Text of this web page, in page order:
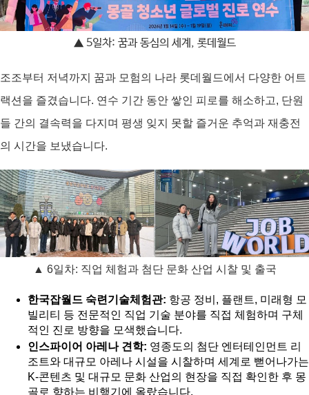
▲ 5일차: 꿈과 동심의 세계, 롯데월드
조조부터 저녁까지 꿈과 모험의 나라 롯데월드에서 다양한 어트
랙션을 즐겼습니다. 연수 기간 동안 쌓인 피로를 해소하고, 단원
들 간의 결속력을 다지며 평생 잊지 못할 즐거운 추억과 재충전
의 시간을 보냈습니다.
▲ 6일차: 직업 체험과 첨단 문화 산업 시찰 및 출국
한국잡월드 숙련기술체험관: 항공 정비, 플랜트, 미래형 모
빌리티 등 전문적인 직업 기술 분야를 직접 체험하며 구체
적인 진로 방향을 모색했습니다.
인스파이어 아레나 견학: 영종도의 첨단 엔터테인먼트 리
조트와 대규모 아레나 시설을 시찰하며 세계로 뻗어나가는
K-콘텐츠 및 대규모 문화 산업의 현장을 직접 확인한 후 몽
골로 향하는 비행기에 올랐습니다.